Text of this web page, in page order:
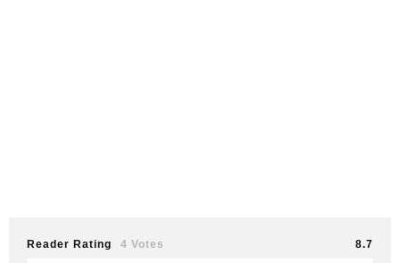
Reader Rating 4 Votes 8.7